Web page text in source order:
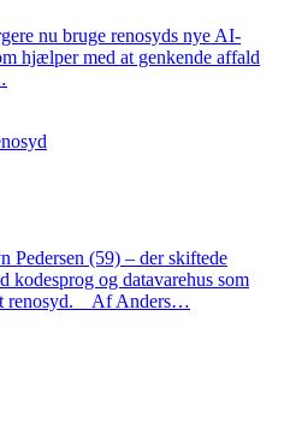
nu bruge renosyds nye AI-
hjælper med at genkende affald
Pedersen (59) – der skiftede
kodesprog og datavarehus som
renosyd. Af Anders…